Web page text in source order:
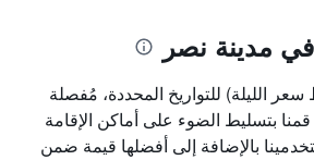
مدينة نصر
الليلة) للتواريخ المحددة، مُفصلة
بتسليط الضوء على أماكن الإقامة
بالإضافة إلى أفضلها قيمة ضمن